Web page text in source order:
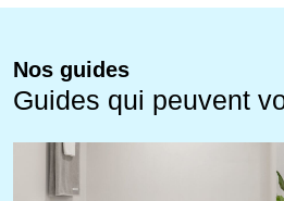
Nos guides
Guides qui peuvent